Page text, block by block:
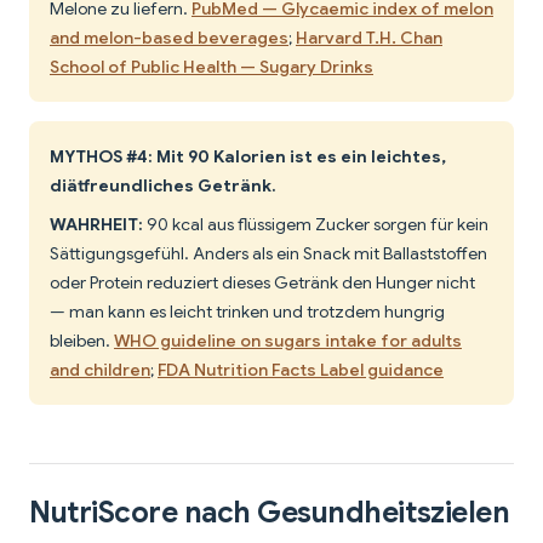
Melone zu liefern. PubMed — Glycaemic index of melon
and melon-based beverages; Harvard T.H. Chan
School of Public Health — Sugary Drinks
MYTHOS #4: Mit 90 Kalorien ist es ein leichtes,
diätfreundliches Getränk.
WAHRHEIT: 90 kcal aus flüssigem Zucker sorgen für kein
Sättigungsgefühl. Anders als ein Snack mit Ballaststoffen
oder Protein reduziert dieses Getränk den Hunger nicht
— man kann es leicht trinken und trotzdem hungrig
bleiben. WHO guideline on sugars intake for adults
and children; FDA Nutrition Facts Label guidance
NutriScore nach Gesundheitszielen